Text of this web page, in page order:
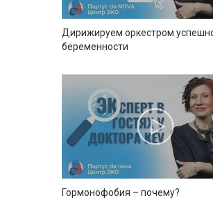
Дирижируем оркестром
беременности
Гормонофобия – почему?